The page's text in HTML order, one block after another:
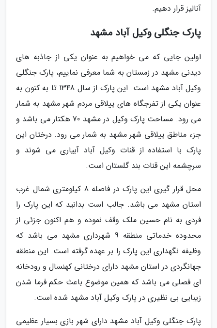
آنالیز قرار دهیم.
پارک جنگلی وکیل آباد مشهد
اولین جایی که می خواهیم به عنوان یکی از جاذبه های
دیدنی مشهد در زمستان به شما معرفی نماییم، پارک جنگلی
وکیل آباد مشهد است. این پارک از سال 1348 تا به کنون به
عنوان یکی از تفرجگاه های ییلاقی مردم شهر مشهد به شمار
می رود. مساحت پارک وکیل در مشهد 70 هکتار می باشد و
جزء مناطق ییلاقی شهر مشهد به شمار می رود. درختان این
پارک با استفاده از قنات وکیل آباد آبیاری می شوند و
سرچشمه این قنات بند گلستان است.
محل قرار گیری این پارک در فاصله 8 کیلومتری شمال غرب
استان مشهد می باشد. جالب است بدانید که این پارک را
فردی به نام حسین ملک وقف نموده و هم اکنون جزئی از
محدوده خدماتی منطقه 9 شهرداری مشهد می باشد که
وظیفه نگهداری این پارک را بر عهده گرفته است. این منطقه
جهانگردی در استان مشهد دارای درختانی کهنسال و رودخانه
ای فصلی می باشد که همین موضوع باعث حکم فرما شدن
زیبایی بی نظیری در پارک وکیل آباد مشهد شده است.
پارک جنگلی وکیل آباد مشهد دارای شهر بازی بسیار عظیمی